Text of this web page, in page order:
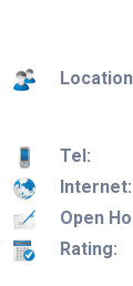
Tel:
Internet:
Open
Rating: